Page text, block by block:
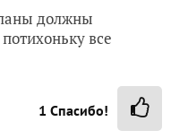
должны
все
1 Спасибо!